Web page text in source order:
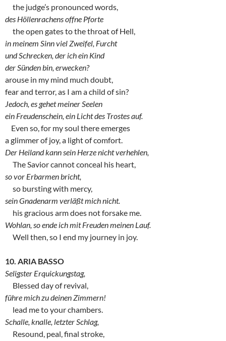
the judge’s pronounced words,
des Höllenrachens offne Pforte
the open gates to the throat of Hell,
in meinem Sinn viel Zweifel, Furcht
und Schrecken, der ich ein Kind
der Sünden bin, erwecken?
arouse in my mind much doubt,
fear and terror, as I am a child of sin?
Jedoch, es gehet meiner Seelen
ein Freudenschein, ein Licht des Trostes auf.
Even so, for my soul there emerges
a glimmer of joy, a light of comfort.
Der Heiland kann sein Herze nicht verhehlen,
The Savior cannot conceal his heart,
so vor Erbarmen bricht,
so bursting with mercy,
sein Gnadenarm verläßt mich nicht.
his gracious arm does not forsake me.
Wohlan, so ende ich mit Freuden meinen Lauf.
Well then, so I end my journey in joy.
10. ARIA BASSO
Seligster Erquickungstag,
Blessed day of revival,
führe mich zu deinen Zimmern!
lead me to your chambers.
Schalle, knalle, letzter Schlag,
Resound, peal, final stroke,